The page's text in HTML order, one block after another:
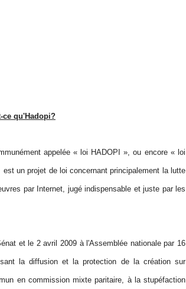
ce qu'Hadopi?
appelée « loi HADOPI », ou encore « loi
un projet de loi concernant principalement la lutte
par Internet, jugé indispensable et juste par les
et le 2 avril 2009 à l'Assemblée nationale par 16
la diffusion et la protection de la création sur
en commission mixte paritaire, à la stupéfaction